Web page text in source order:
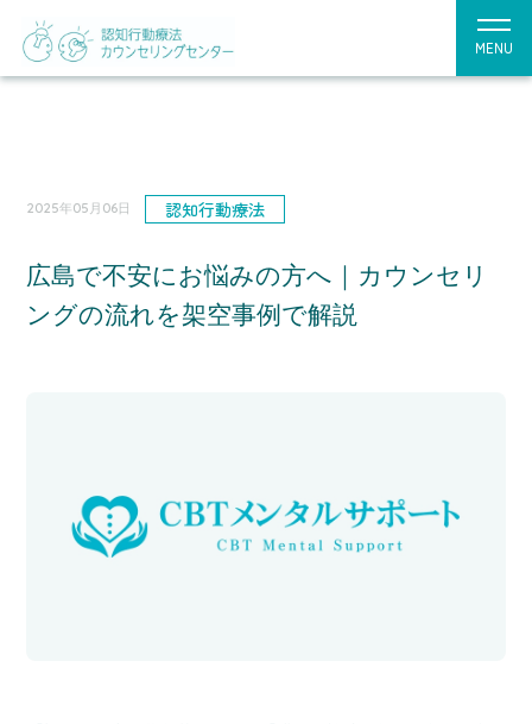
MENU
2025年05月06日 認知行動療法
広島で不安にお悩みの方へ｜カウンセリ
ングの流れを架空事例で解説